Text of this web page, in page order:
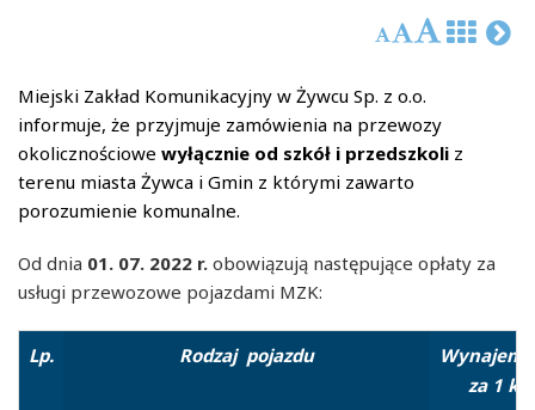
Miejski Zakład Komunikacyjny w Żywcu Sp. z o.o.
informuje, że przyjmuje zamówienia na przewozy
okolicznościowe wyłącznie od szkół i przedszkoli z
terenu miasta Żywca i Gmin z którymi zawarto
porozumienie komunalne.
Od dnia 01. 07. 2022 r. obowiązują następujące opłaty za
usługi przewozowe pojazdami MZK:
Lp. Rodzaj pojazdu
Wynajem
za1 km